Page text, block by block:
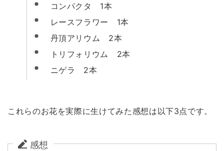
コンパクタ 1本
レースフラワー 1本
丹頂アリウム 2本
トリフォリウム 2本
ニゲラ 2本
これらのお花を実際に生けてみた感想は以下3点です。
感想